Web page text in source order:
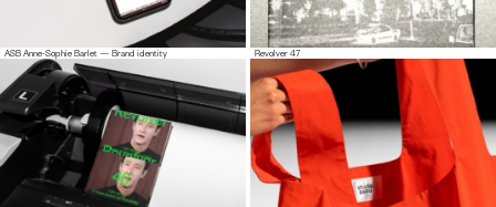
ASB Anne-Sophie Barlet — Brand identity Revolver 47